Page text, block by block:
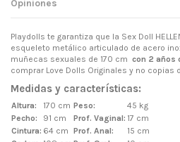
Opiniones
Playdolls te garantiza que la Sex Doll
esqueleto metálico articulado de acero
muñecas sexuales de 170 cm con 2 años
comprar Love Dolls Originales y no copias
Medidas y características:
Altura: 170 cm Peso:
45 kg
Pecho:
91 cm Prof. Vaginal: 17 cm
Cintura: 64 cm Prof. Anal:
15 cm